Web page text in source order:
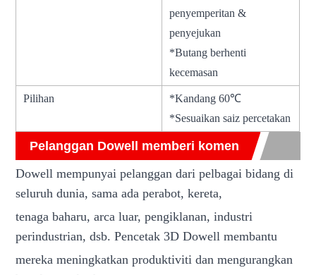
penyemperitan &
penyejukan
*Butang berhenti
kecemasan
Pilihan
*Kandang 60℃
*Sesuaikan saiz percetakan
Pelanggan Dowell memberi komen
Dowell mempunyai pelanggan dari pelbagai bidang di
seluruh dunia, sama ada perabot, kereta,
tenaga baharu, arca luar, pengiklanan, industri
perindustrian, dsb. Pencetak 3D Dowell membantu
merekameningkatkan produktiviti dan mengurangkan